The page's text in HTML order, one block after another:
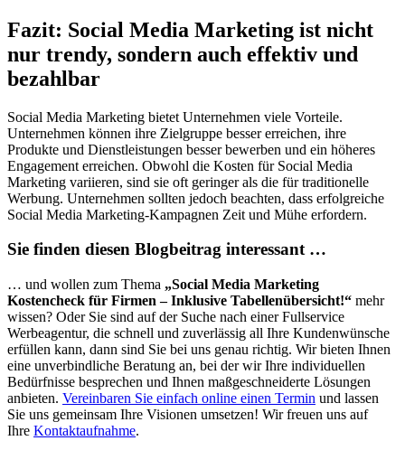
Fazit: Social Media Marketing ist nicht
nur trendy, sondern auch effektiv und
bezahlbar
Social Media Marketing bietet Unternehmen viele Vorteile.
Unternehmen können ihre Zielgruppe besser erreichen, ihre
Produkte und Dienstleistungen besser bewerben und ein höheres
Engagement erreichen. Obwohl die Kosten für Social Media
Marketing variieren, sind sie oft geringer als die für traditionelle
Werbung. Unternehmen sollten jedoch beachten, dass erfolgreiche
Social Media Marketing-Kampagnen Zeit und Mühe erfordern.
Sie finden diesen Blogbeitrag interessant …
… und wollen zum Thema „Social Media Marketing
Kostencheck für Firmen – Inklusive Tabellenübersicht!“ mehr
wissen? Oder Sie sind auf der Suche nach einer Fullservice
Werbeagentur, die schnell und zuverlässig all Ihre Kundenwünsche
erfüllen kann, dann sind Sie bei uns genau richtig. Wir bieten Ihnen
eine unverbindliche Beratung an, bei der wir Ihre individuellen
Bedürfnisse besprechen und Ihnen maßgeschneiderte Lösungen
anbieten. Vereinbaren Sie einfach online einen Termin und lassen
Sie uns gemeinsam Ihre Visionen umsetzen! Wir freuen uns auf
Ihre Kontaktaufnahme.